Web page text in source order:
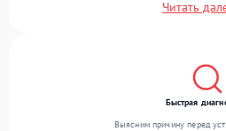
техники, включая , , . Мы работаем с
Читать
Быстрая
Выясним причину перед